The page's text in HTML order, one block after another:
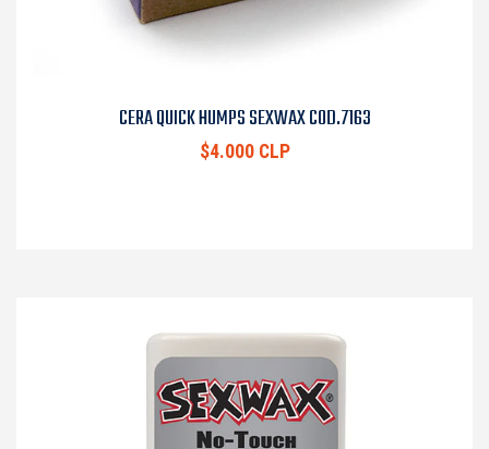
CERA QUICK HUMPS SEXWAX COD.7163
$4.000 CLP